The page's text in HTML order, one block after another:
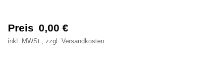
Preis 0,00 €
inkl. MWSt., zzgl. Versandkosten